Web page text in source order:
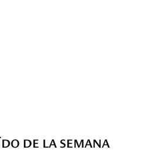
DE LA SEMANA